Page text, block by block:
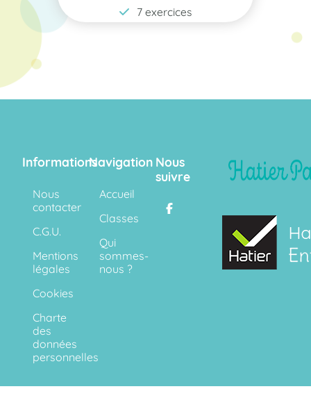
7 exercices
Informations
Nous
contacter
C.G.U.
Mentions
légales
Cookies
Charte
des
données
personnelles
Navigation
Accueil
Classes
Qui
sommes-
nous ?
Nous
suivre